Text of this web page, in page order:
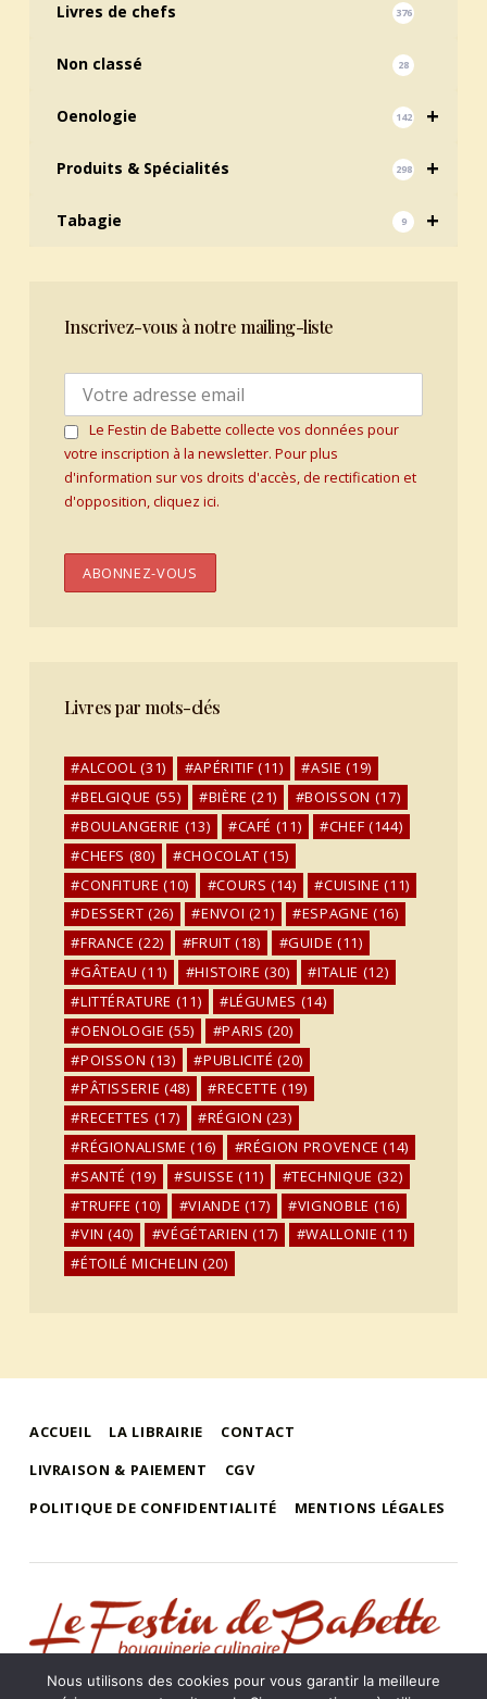
Livres de chefs 376
Non classé 28
+
Oenologie 142
+
Produits & Spécialités 298
+
Tabagie 9
Inscrivez-vous à notre mailing-liste
Le Festin de Babette collecte vos données pour
votre inscription à la newsletter. Pour plus
d'information sur vos droits d'accès, de rectification et
d'opposition, cliquez ici.
Livres par mots-clés
ALCOOL (31) APÉRITIF (11) ASIE (19)
BELGIQUE (55) BIÈRE (21) BOISSON (17)
BOULANGERIE (13) CAFÉ (11) CHEF (144)
CHEFS (80) CHOCOLAT (15)
CONFITURE (10) COURS (14) CUISINE (11)
DESSERT (26) ENVOI (21) ESPAGNE (16)
FRANCE (22) FRUIT (18) GUIDE (11)
GÂTEAU (11) HISTOIRE (30) ITALIE (12)
LITTÉRATURE (11) LÉGUMES (14)
OENOLOGIE (55) PARIS (20)
POISSON (13) PUBLICITÉ (20)
PÂTISSERIE (48) RECETTE (19)
RECETTES (17) RÉGION (23)
RÉGIONALISME (16) RÉGION PROVENCE (14)
SANTÉ (19) SUISSE (11) TECHNIQUE (32)
TRUFFE (10) VIANDE (17) VIGNOBLE (16)
VIN (40) VÉGÉTARIEN (17) WALLONIE (11)
ÉTOILÉ MICHELIN (20)
ACCUEIL LA LIBRAIRIE
CONTACT
LIVRAISON & PAIEMENT
CGV
POLITIQUE DE CONFIDENTIALITÉ
MENTIONS LÉGALES
le festin de babette
"LE FESTIN DE BABETTE" – BOUQUINERIE GASTRONOMIQUE
Nous utilisons des cookies pour vous garantir la meilleure